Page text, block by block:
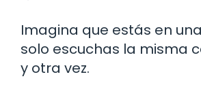
Imagina que estás en
solo escuchas la misma
y otra vez.